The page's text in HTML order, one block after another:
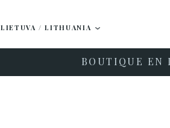
LIETUVA / LITHUANIA
BOUTIQUE EN